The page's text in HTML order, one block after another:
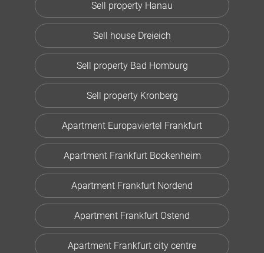
Sell property Hanau
Sell house Dreieich
Sell property Bad Homburg
Sell property Kronberg
Apartment Europaviertel Frankfurt
Apartment Frankfurt Bockenheim
Apartment Frankfurt Nordend
Apartment Frankfurt Ostend
Apartment Frankfurt city centre